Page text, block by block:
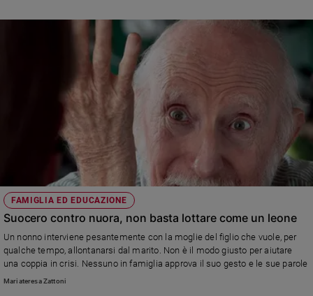
FAMIGLIA ED EDUCAZIONE
Suocero contro nuora, non basta lottare come un leone
Un nonno interviene pesantemente con la moglie del figlio che vuole, per
qualche tempo, allontanarsi dal marito. Non è il modo giusto per aiutare
una coppia in crisi. Nessuno in famiglia approva il suo gesto e le sue parole
Mariateresa Zattoni